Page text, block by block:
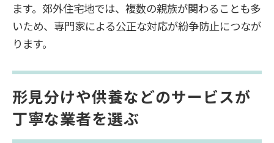
ます。郊外住宅地では、複数の親族が関わることも多
いため、専門家による公正な対応が紛争防止につなが
ります。
形見分けや供養などのサービスが
丁寧な業者を選ぶ